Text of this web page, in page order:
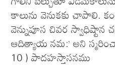
కాలును వెనుకకు చాపాలి.
వెన్నుపూస చివర స్వాధిష్టాన
ఆదిత్యాయ నమ:’ అని
10 ) పాదహస్తాసనము